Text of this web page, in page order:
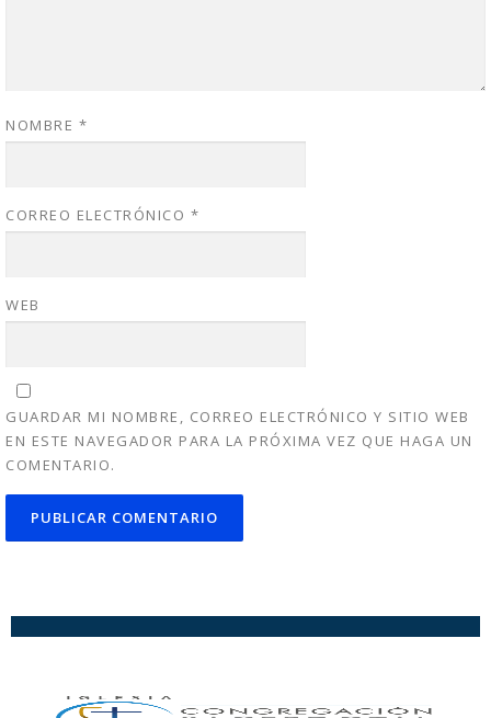
NOMBRE *
CORREO ELECTRÓNICO *
WEB
GUARDAR MI NOMBRE, CORREO ELECTRÓNICO Y SITIO WEB
EN ESTE NAVEGADOR PARA LA PRÓXIMA VEZ QUE HAGA UN
COMENTARIO.